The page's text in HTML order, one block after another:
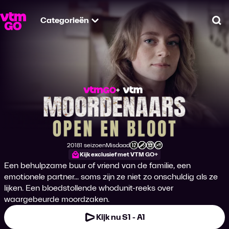
Categorieën
Moordenaars
Productiejaar
20181 seizoen
Genre
Misdaad
Leeftijdsclassificatie
Kijk exclusief met VTM GO+
Een behulpzame buur of vriend van de familie, een
emotionele partner... soms zijn ze niet zo onschuldig als ze
lijken. Een bloedstollende whodunit-reeks over
waargebeurde moordzaken.
Kijk nu S1 - A1